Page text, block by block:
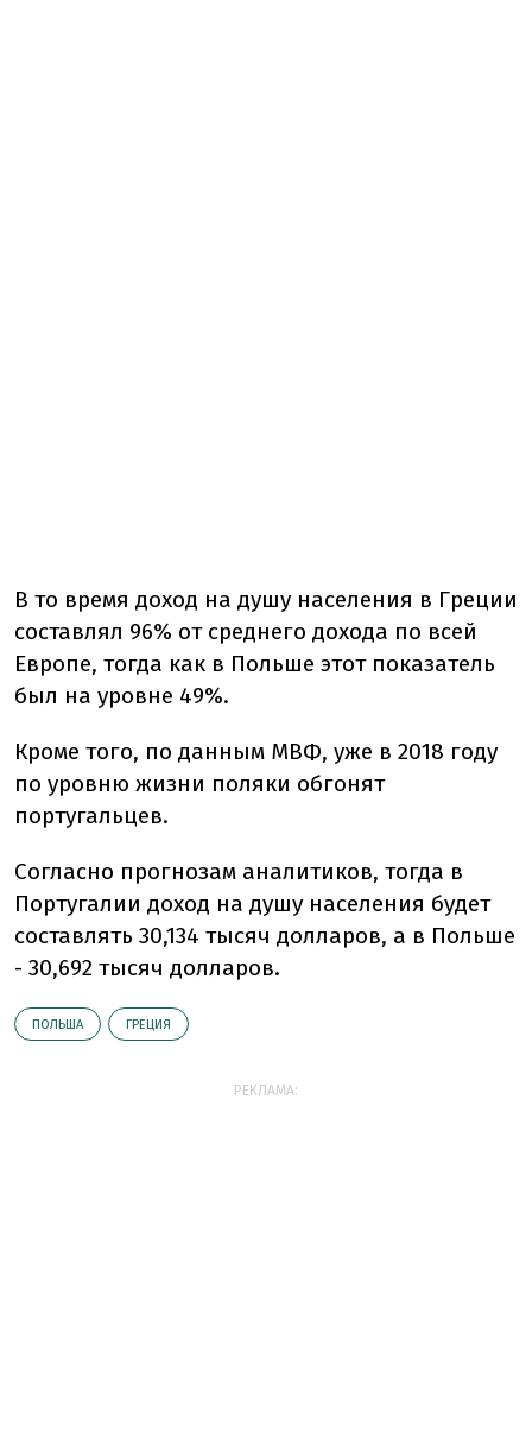
В то время доход на душу населения в Греции
составлял 96% от среднего дохода по всей
Европе, тогда как в Польше этот показатель
был на уровне 49%.
Кроме того, по данным МВФ, уже в 2018 году
по уровню жизни поляки обгонят
португальцев.
Согласно прогнозам аналитиков, тогда в
Португалии доход на душу населения будет
составлять 30,134 тысяч долларов, а в Польше
- 30,692 тысяч долларов.
ПОЛЬША ГРЕЦИЯ
РЕКЛАМА: